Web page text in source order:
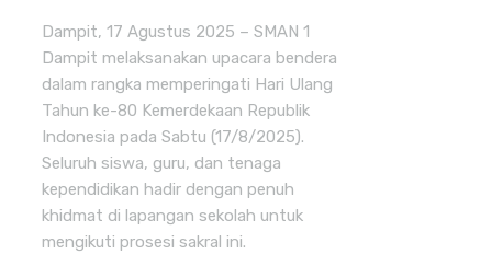
Dampit, 17 Agustus 2025 – SMAN 1
Dampit melaksanakan upacara bendera
dalam rangka memperingati Hari Ulang
Tahun ke-80 Kemerdekaan Republik
Indonesia pada Sabtu (17/8/2025).
Seluruh siswa, guru, dan tenaga
kependidikan hadir dengan penuh
khidmat di lapangan sekolah untuk
mengikuti prosesi sakral ini.